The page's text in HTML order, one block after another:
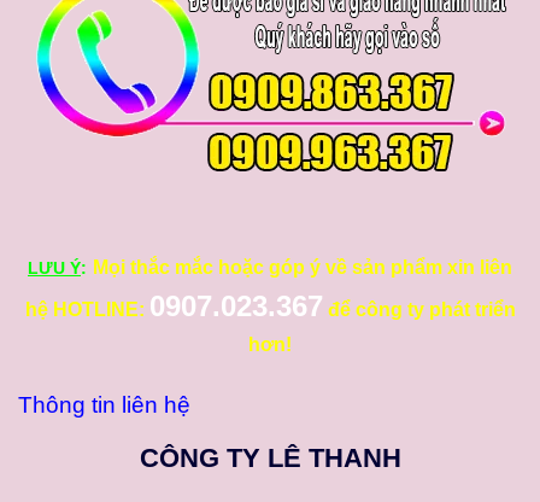
LƯU Ý: Mọi thắc mắc hoặc góp ý về sản phẩm xin liên
hệ HOTLINE: 0907.023.367 để công ty phát triển
hơn!
Thông tin liên hệ
CÔNG TY LÊ THANH